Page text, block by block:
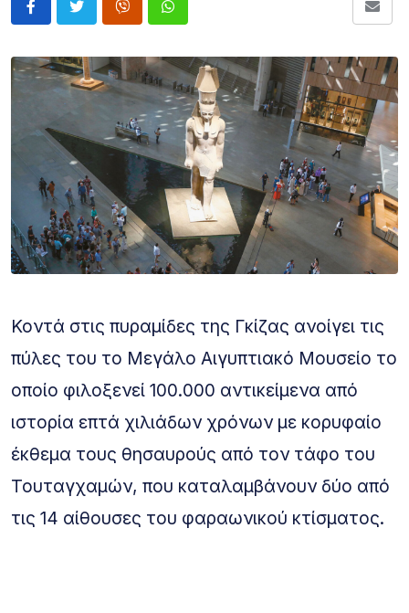
Κοντά στις πυραμίδες της Γκίζας ανοίγει τις
πύλες του το Μεγάλο Αιγυπτιακό Μουσείο το
οποίο φιλοξενεί 100.000 αντικείμενα από
ιστορία επτά χιλιάδων χρόνων με κορυφαίο
έκθεμα τους θησαυρούς από τον τάφο του
Τουταγχαμών, που καταλαμβάνουν δύο από
τις 14 αίθουσες του φαραωνικού κτίσματος.